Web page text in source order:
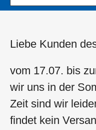
Liebe Kunden
vom 17.07. bis
wir uns in der
Zeit sind wir
findet kein